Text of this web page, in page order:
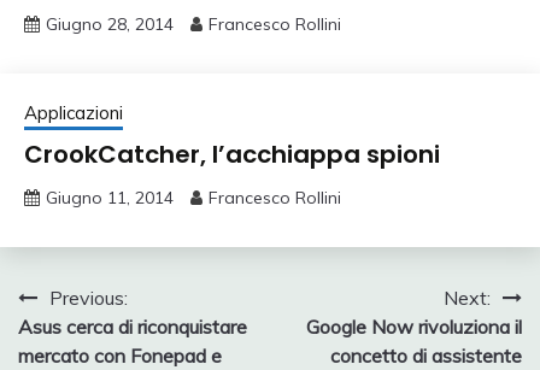
Giugno 28, 2014 Francesco Rollini
Applicazioni
CrookCatcher, l’acchiappa spioni
Giugno 11, 2014 Francesco Rollini
Navigazione
articoli
Previous:
Asus cerca di riconquistare
mercato con Fonepad e
Next:
Google Now rivoluziona il
concetto di assistente